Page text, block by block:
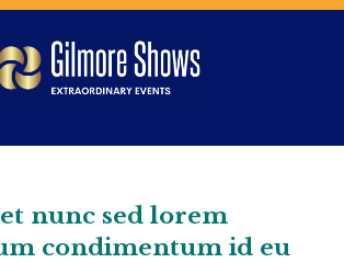
nunc sed lorem
condimentum id eu